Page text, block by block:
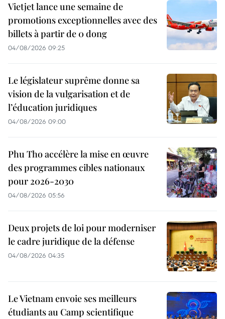
Vietjet lance une semaine de
promotions exceptionnelles avec des
billets à partir de 0 dong
04/08/2026 09:25
Le législateur suprême donne sa
vision de la vulgarisation et de
l’éducation juridiques
04/08/2026 09:00
Phu Tho accélère la mise en œuvre
des programmes cibles nationaux
pour 2026-2030
04/08/2026 05:56
Deux projets de loi pour moderniser
le cadre juridique de la défense
04/08/2026 04:35
Le Vietnam envoie ses meilleurs
étudiants au Camp scientifique